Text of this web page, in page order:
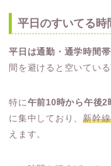
平日のすいてる時
平日は通勤・通学時間
間を避けると空いてい
特に午前10時から午後2
に集中しており、新幹
えます。